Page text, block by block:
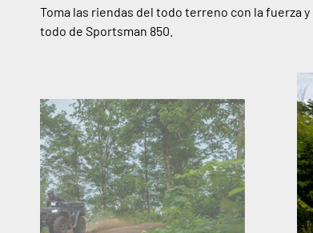
Toma las riendas del todo terreno con la fuerza
todo de Sportsman 850.